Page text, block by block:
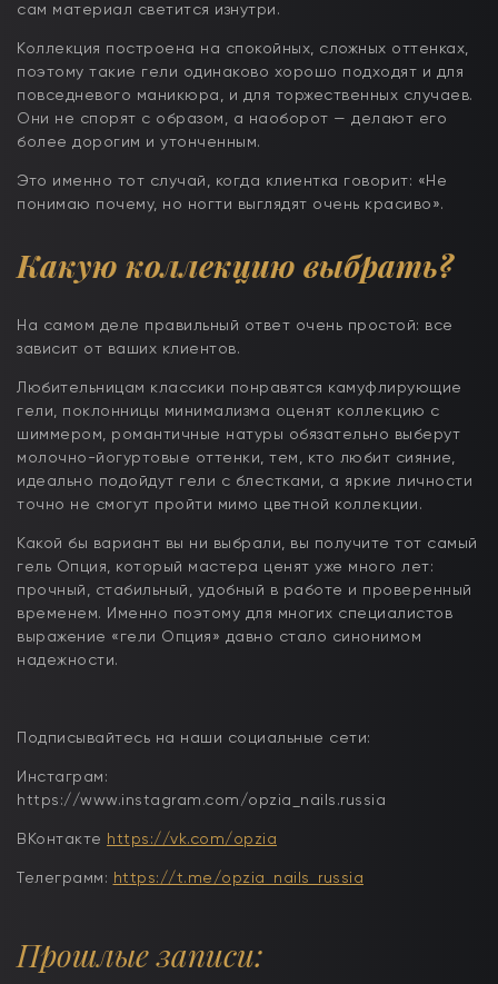
сам материал светится изнутри.
Коллекция построена на спокойных, сложных оттенках,
поэтому такие гели одинаково хорошо подходят и для
повседневого маникюра, и для торжественных случаев.
Они не спорят с образом, а наоборот — делают его
более дорогим и утонченным.
Это именно тот случай, когда клиентка говорит: «Не
понимаю почему, но ногти выглядят очень красиво».
Какую коллекцию выбрать?
На самом деле правильный ответ очень простой: все
зависит от ваших клиентов.
Любительницам классики понравятся камуфлирующие
гели, поклонницы минимализма оценят коллекцию с
шиммером, романтичные натуры обязательно выберут
молочно-йогуртовые оттенки, тем, кто любит сияние,
идеально подойдут гели с блестками, а яркие личности
точно не смогут пройти мимо цветной коллекции.
Какой бы вариант вы ни выбрали, вы получите тот самый
гель Опция, который мастера ценят уже много лет:
прочный, стабильный, удобный в работе и проверенный
временем. Именно поэтому для многих специалистов
выражение «гели Опция» давно стало синонимом
надежности.
Подписывайтесь на наши социальные сети:
Инстаграм:
https://www.instagram.com/opzia_nails.russia
ВКонтакте https://vk.com/opzia
Телеграмм: https://t.me/opzia_nails_russia
Прошлые записи: